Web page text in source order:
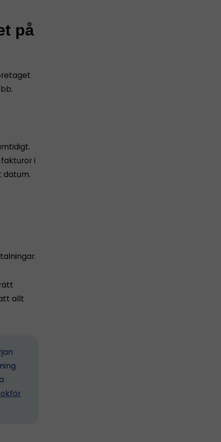
på
i
datum.
allt